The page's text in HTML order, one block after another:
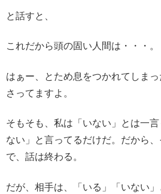
と話すと、
これだから頭の固い人間は・・・。
はぁー、とため息をつかれてしま
さってますよ。
そもそも、私は「いない」とは一
ない」と言ってるだけだ。だから
で、話は終わる。
だが、相手は、「いる」「いない